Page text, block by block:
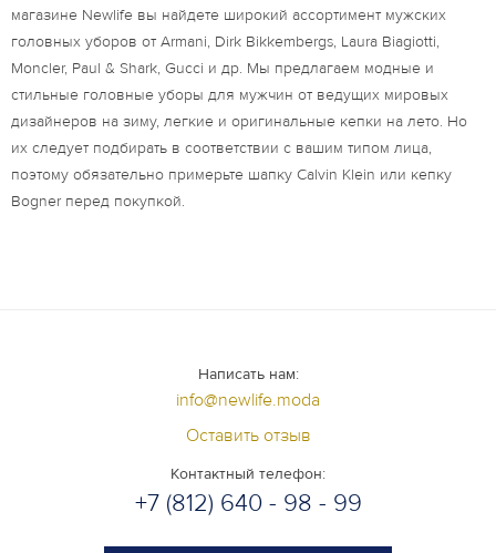
магазине Newlife вы найдете широкий ассортимент мужских
головных уборов от Armani, Dirk Bikkembergs, Laura Biagiotti,
Moncler, Paul & Shark, Gucci и др. Мы предлагаем модные и
стильные головные уборы для мужчин от ведущих мировых
дизайнеров на зиму, легкие и оригинальные кепки на лето. Но
их следует подбирать в соответствии с вашим типом лица,
поэтому обязательно примерьте шапку Calvin Klein или кепку
Bogner перед покупкой.
Написать нам:
info@newlife.moda
Оставить отзыв
Контактный телефон:
+7 (812) 640 - 98 - 99